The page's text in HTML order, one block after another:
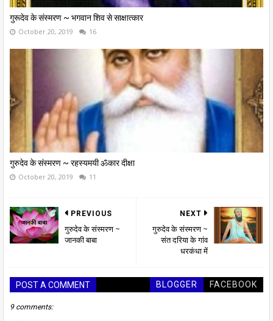
गुरूदेव के संस्मरण ~ भगवान शिव से साक्षात्कार
October 20, 2019 16
गुरुदेव के संस्मरण ~ रहस्यमयी ॐकार दीक्षा
October 20, 2019 11
NEXT
गुरुदेव के संस्मरण ~
संत दरिया के गांव
धरकंधा में
PREVIOUS
गुरुदेव के संस्मरण ~
जानकी बाबा
POST A COMMENT BLOGGER FACEBOOK
9 comments: